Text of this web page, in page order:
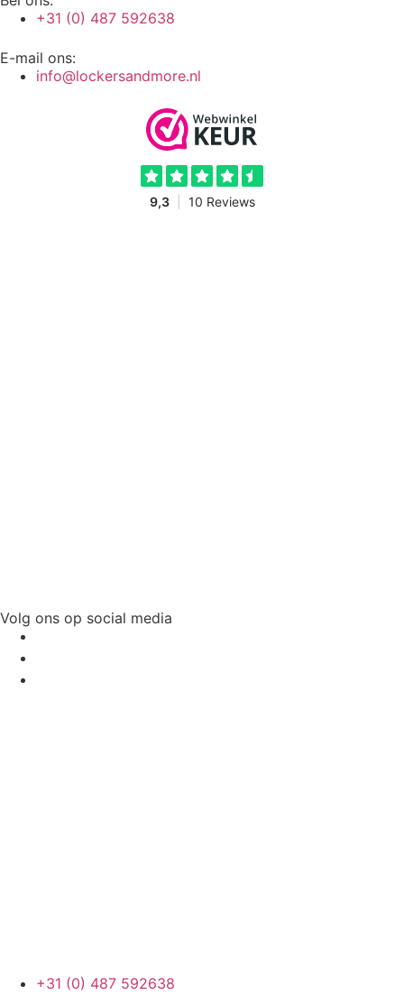
+31 (0) 487 592638
E-mail ons:
info@lockersandmore.nl
Volg ons op social media
+31 (0) 487 592638